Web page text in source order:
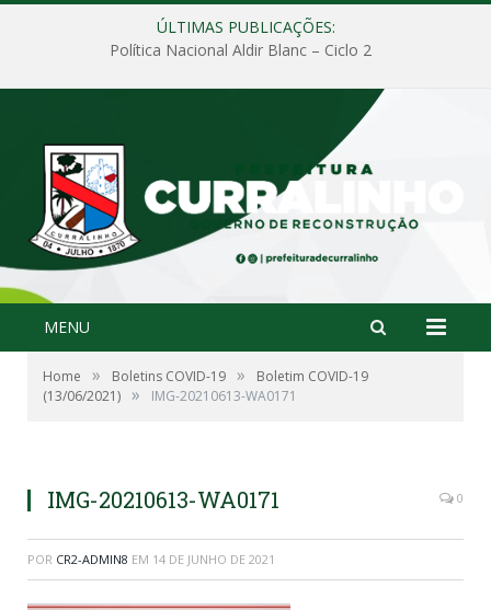
ÚLTIMAS PUBLICAÇÕES:
Política Nacional Aldir Blanc – Ciclo 2
MENU
Home » Boletins COVID-19 »
Boletim COVID-19
(13/06/2021) » IMG-20210613-WA0171
IMG-20210613-WA0171 0
POR CR2-ADMIN8 EM 14 DE JUNHO DE 2021